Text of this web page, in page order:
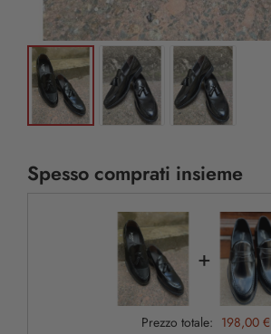
Spesso comprati insieme
+
Prezzo totale: 198,00 €